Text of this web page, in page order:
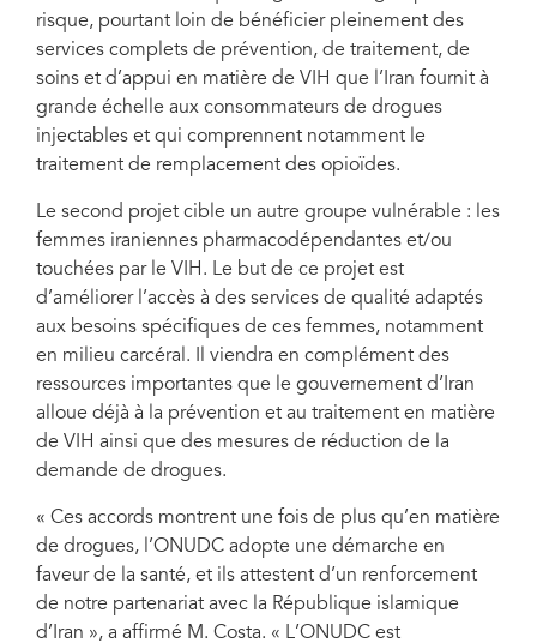
risque, pourtant loin de bénéficier pleinement des
services complets de prévention, de traitement, de
soins et d’appui en matière de VIH que l’Iran fournit à
grande échelle aux consommateurs de drogues
injectables et qui comprennent notamment le
traitement de remplacement des opioïdes.
Le second projet cible un autre groupe vulnérable : les
femmes iraniennes pharmacodépendantes et/ou
touchées par le VIH. Le but de ce projet est
d’améliorer l’accès à des services de qualité adaptés
aux besoins spécifiques de ces femmes, notamment
en milieu carcéral. Il viendra en complément des
ressources importantes que le gouvernement d’Iran
alloue déjà à la prévention et au traitement en matière
de VIH ainsi que des mesures de réduction de la
demande de drogues.
« Ces accords montrent une fois de plus qu’en matière
de drogues, l’ONUDC adopte une démarche en
faveur de la santé, et ils attestent d’un renforcement
de notre partenariat avec la République islamique
d’Iran », a affirmé M. Costa. « L’ONUDC est